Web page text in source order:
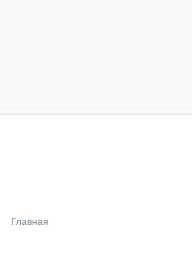
Главная